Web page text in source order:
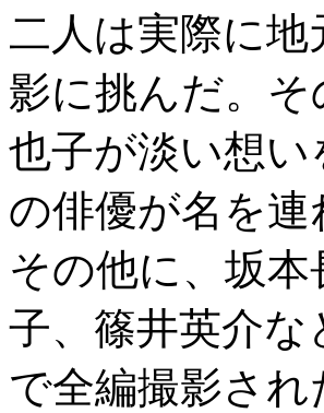
二人は実際に
影に挑んだ。
也子が淡い想
の俳優が名を連
その他に、坂
子、篠井英介
で全編撮影さ